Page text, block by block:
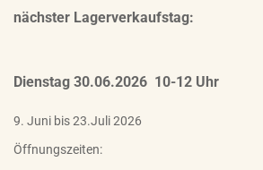
nächster Lagerverkaufstag:
Dienstag 30.06.2026 10-12 Uhr
9. Juni bis 23.Juli 2026
Öffnungszeiten: